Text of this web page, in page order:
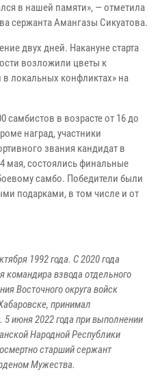
в нашей памяти», — отметила
сержанта Амангазы Сикуатова.
двух дней. Накануне старта
возложили цветы к
локальных конфликтах» на
самбистов в возрасте от 16 до
наград, участники
звания кандидат в
мая, состоялись финальные
самбо. Победители были
подарками, в том числе и от
1992 года. С 2020 года
взвода отдельного
Восточного округа войск
принимал
5 июня 2022 года при выполнении
Народной Республики
старший сержант
Мужества.